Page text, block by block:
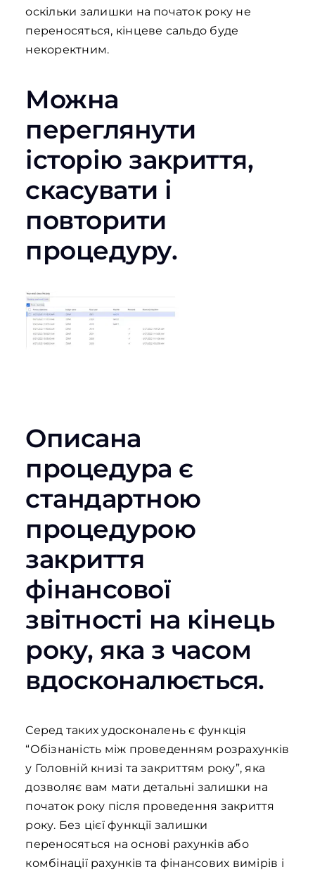
оскільки залишки на початок року не
переносяться, кінцеве сальдо буде
некоректним.
Можна
переглянути
історію закриття,
скасувати і
повторити
процедуру.
Описана
процедура є
стандартною
процедурою
закриття
фінансової
звітності на кінець
року, яка з часом
вдосконалюється.
Серед таких удосконалень є функція
“Обізнаність між проведенням розрахунків
у Головній книзі та закриттям року”, яка
дозволяє вам мати детальні залишки на
початок року після проведення закриття
року. Без цієї функції залишки
переносяться на основі рахунків або
комбінації рахунків та фінансових вимірів і